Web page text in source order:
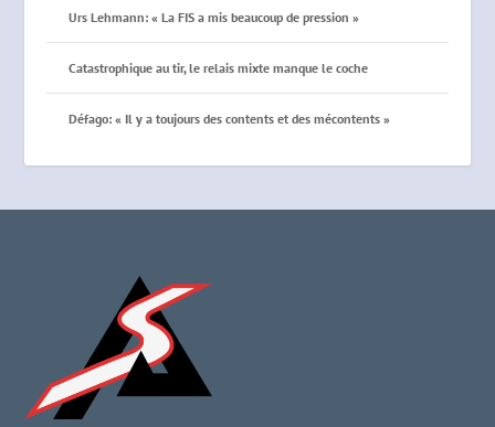
Urs Lehmann: « La FIS a mis beaucoup de pression »
Catastrophique au tir, le relais mixte manque le coche
Défago: « Il y a toujours des contents et des mécontents »